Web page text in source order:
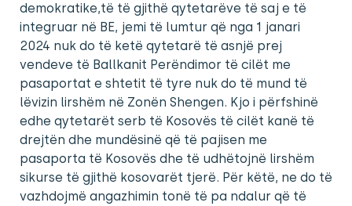
demokratike,të të gjithë qytetarëve të saj e të
integruar në BE, jemi të lumtur që nga 1 janari
2024 nuk do të ketë qytetarë të asnjë prej
vendeve të Ballkanit Perëndimor të cilët me
pasaportat e shtetit të tyre nuk do të mund të
lëvizin lirshëm në Zonën Shengen. Kjo i përfshinë
edhe qytetarët serb të Kosovës të cilët kanë të
drejtën dhe mundësinë që të pajisen me
pasaporta të Kosovës dhe të udhëtojnë lirshëm
sikurse të gjithë kosovarët tjerë. Për këtë, ne do të
vazhdojmë angazhimin tonë të pa ndalur që të